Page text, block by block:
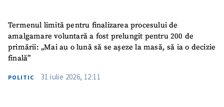
Termenul limită pentru finalizarea procesului de
amalgamare voluntară a fost prelungit pentru 200 de
primării: „Mai au o lună să se așeze la masă, să ia o decizie
finală”
POLITIC 31 iulie 2026, 12:11